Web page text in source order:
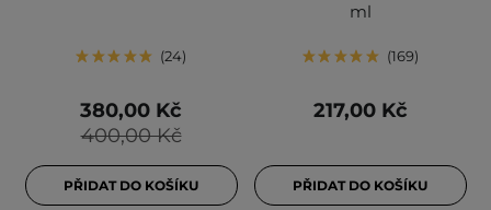
24
400,00 Kč
380,00 Kč
PŘIDAT DO KOŠÍKU
ml
169
217,00 Kč
PŘIDAT DO KOŠÍKU